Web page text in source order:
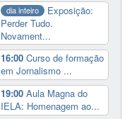
dia inteiro
Exposição:
Perder Tudo.
Novament...
16:00Curso de formação
em Jornalismo ...
19:00Aula Magna do
IELA: Homenagem ao...